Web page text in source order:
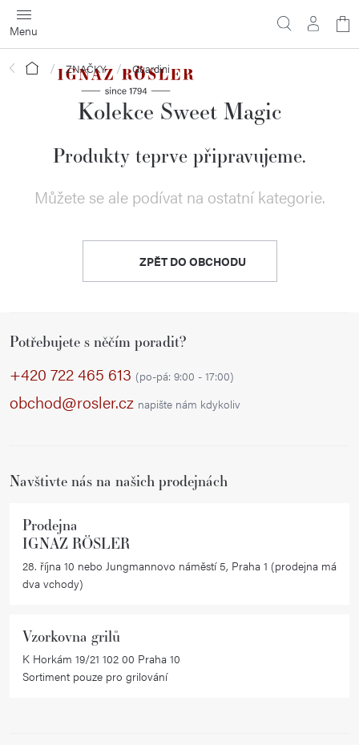
Přejít
na
obsah
Domů ZNAČKY Guardini
Kolekce Sweet Magic
Produkty teprve připravujeme.
Můžete se ale podívat na ostatní kategorie.
ZPĚT DO OBCHODU
Potřebujete s něčím poradit?
+420 722 465 613 (po-pá: 9:00 - 17:00)
obchod@rosler.cz napište nám kdykoliv
Navštivte nás na našich prodejnách
Prodejna
IGNAZ RÖSLER
28. října 10 nebo Jungmannovo náměstí 5, Praha 1 (prodejna má
dva vchody)
Vzorkovna grilů
K Horkám 19/21 102 00 Praha 10
Sortiment pouze pro grilování